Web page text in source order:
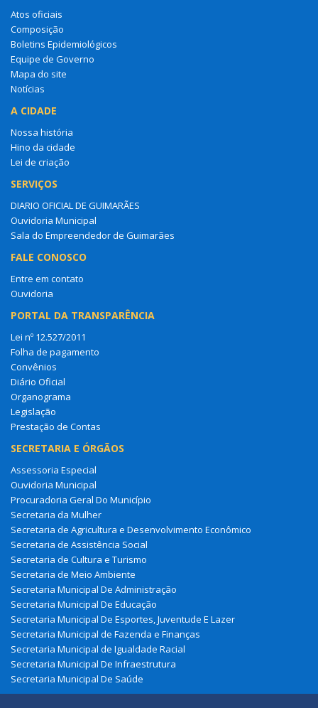
Atos oficiais
Composição
Boletins Epidemiológicos
Equipe de Governo
Mapa do site
Notícias
A CIDADE
Nossa história
Hino da cidade
Lei de criação
SERVIÇOS
DIARIO OFICIAL DE GUIMARÃES
Ouvidoria Municipal
Sala do Empreendedor de Guimarães
FALE CONOSCO
Entre em contato
Ouvidoria
PORTAL DA TRANSPARÊNCIA
Lei nº 12.527/2011
Folha de pagamento
Convênios
Diário Oficial
Organograma
Legislação
Prestação de Contas
SECRETARIA E ÓRGÃOS
Assessoria Especial
Ouvidoria Municipal
Procuradoria Geral Do Município
Secretaria da Mulher
Secretaria de Agricultura e Desenvolvimento Econômico
Secretaria de Assistência Social
Secretaria de Cultura e Turismo
Secretaria de Meio Ambiente
Secretaria Municipal De Administração
Secretaria Municipal De Educação
Secretaria Municipal De Esportes, Juventude E Lazer
Secretaria Municipal de Fazenda e Finanças
Secretaria Municipal de Igualdade Racial
Secretaria Municipal De Infraestrutura
Secretaria Municipal De Saúde